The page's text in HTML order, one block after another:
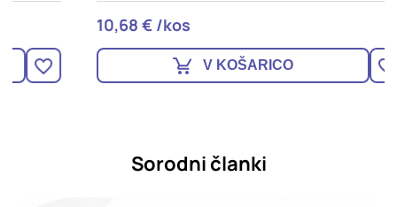
10,68 € /kos
V KOŠARICO
Sorodni članki